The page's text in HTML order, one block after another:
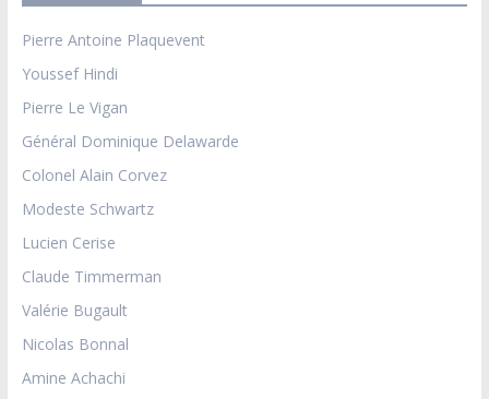
Pierre Antoine Plaquevent
Youssef Hindi
Pierre Le Vigan
Général Dominique Delawarde
Colonel Alain Corvez
Modeste Schwartz
Lucien Cerise
Claude Timmerman
Valérie Bugault
Nicolas Bonnal
Amine Achachi